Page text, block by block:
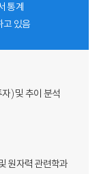
통계
고 있음
) 및 추이 분석
원자력 관련학과